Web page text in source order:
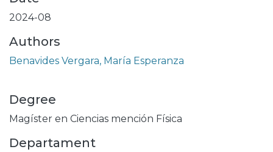
2024-08
Authors
Benavides Vergara, María Esperanza
Degree
Magíster en Ciencias mención Física
Departament